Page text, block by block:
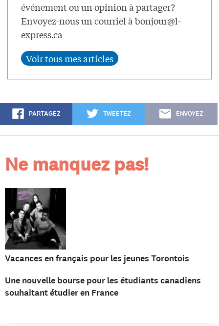
événement ou un opinion à partager?
Envoyez-nous un courriel à bonjour@l-
express.ca
PARTAGEZ TWEETEZ ENVOYEZ
Ne manquez pas!
Vacances en français pour les jeunes Torontois
Une nouvelle bourse pour les étudiants canadiens
souhaitant étudier en France